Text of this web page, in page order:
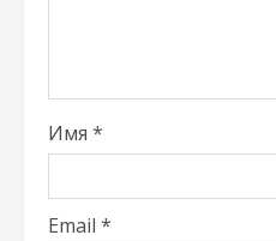
Имя *
Email *